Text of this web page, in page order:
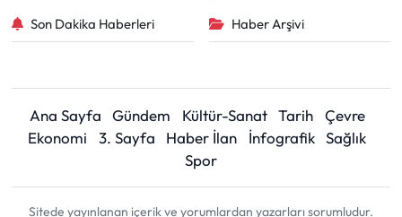
Son Dakika Haberleri Haber Arşivi
Ana Sayfa Gündem Kültür-Sanat Tarih
Çevre
Ekonomi
3. Sayfa Haber İlan İnfografik Sağlık
Spor
Sitede yayınlanan içerik ve yorumlardan yazarları sorumludur.